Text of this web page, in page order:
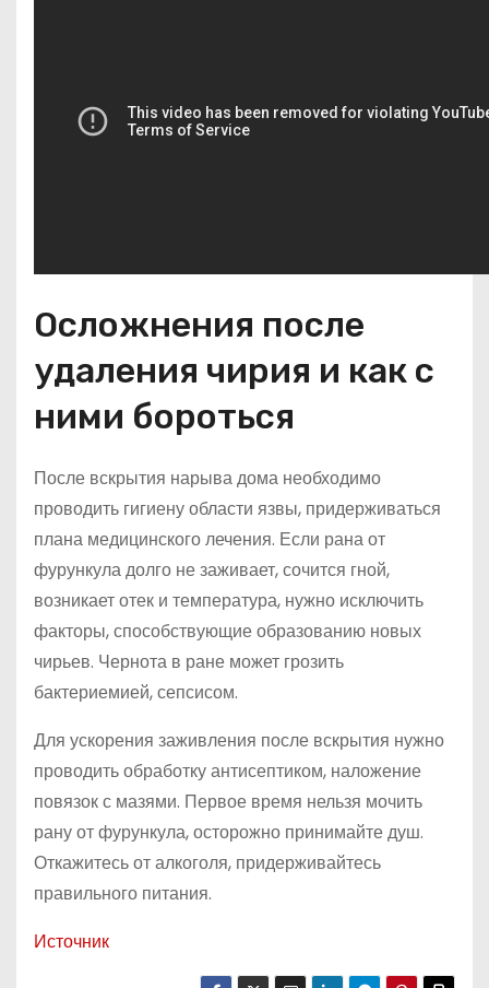
Осложнения после
удаления чирия и как с
ними бороться
После вскрытия нарыва дома необходимо
проводить гигиену области язвы, придерживаться
плана медицинского лечения. Если рана от
фурункула долго не заживает, сочится гной,
возникает отек и температура, нужно исключить
факторы, способствующие образованию новых
чирьев. Чернота в ране может грозить
бактериемией, сепсисом.
Для ускорения заживления после вскрытия нужно
проводить обработку антисептиком, наложение
повязок с мазями. Первое время нельзя мочить
рану от фурункула, осторожно принимайте душ.
Откажитесь от алкоголя, придерживайтесь
правильного питания.
Источник